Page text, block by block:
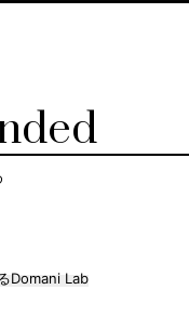
Domani Lab